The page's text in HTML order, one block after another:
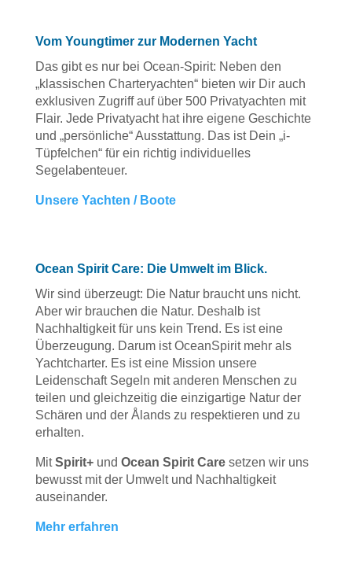
Vom Youngtimer zur Modernen Yacht
Das gibt es nur bei Ocean-Spirit: Neben den
„klassischen Charteryachten“ bieten wir Dir auch
exklusiven Zugriff auf über 500 Privatyachten mit
Flair. Jede Privatyacht hat ihre eigene Geschichte
und „persönliche“ Ausstattung. Das ist Dein „i-
Tüpfelchen“ für ein richtig individuelles
Segelabenteuer.
Unsere Yachten / Boote
Ocean Spirit Care: Die Umwelt im Blick.
Wir sind überzeugt: Die Natur braucht uns nicht.
Aber wir brauchen die Natur. Deshalb ist
Nachhaltigkeit für uns kein Trend. Es ist eine
Überzeugung. Darum ist OceanSpirit mehr als
Yachtcharter. Es ist eine Mission unsere
Leidenschaft Segeln mit anderen Menschen zu
teilen und gleichzeitig die einzigartige Natur der
Schären und der Ålands zu respektieren und zu
erhalten.
MitSpirit+und Ocean Spirit Caresetzen wir uns
bewusst mit der Umwelt und Nachhaltigkeit
auseinander.
Mehr erfahren